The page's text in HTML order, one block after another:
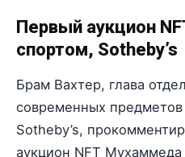
Первый аукцион
спортом, Sotheby’s
Брам Вахтер, глава
современных
Sotheby’s,
аукцион NFT Мухаммеда